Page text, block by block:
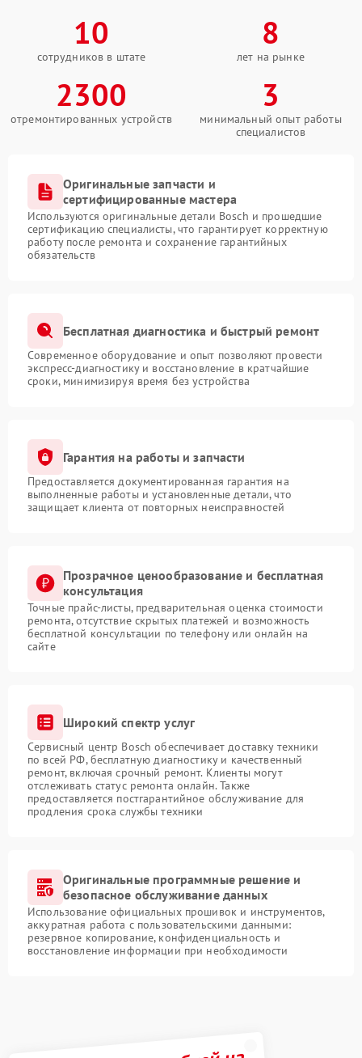
10
сотрудников в штате
8
лет на рынке
2300
отремонтированных устройств
3
минимальный опыт работы
специалистов
Оригинальные запчасти и
сертифицированные мастера
Используются оригинальные детали Bosch и прошедшие
сертификацию специалисты, что гарантирует корректную
работу после ремонта и сохранение гарантийных
обязательств
Бесплатная диагностика и быстрый ремонт
Современное оборудование и опыт позволяют провести
экспресс-диагностику и восстановление в кратчайшие
сроки, минимизируя время без устройства
Гарантия на работы и запчасти
Предоставляется документированная гарантия на
выполненные работы и установленные детали, что
защищает клиента от повторных неисправностей
Прозрачное ценообразование и бесплатная
консультация
Точные прайс-листы, предварительная оценка стоимости
ремонта, отсутствие скрытых платежей и возможность
бесплатной консультации по телефону или онлайн на
сайте
Широкий спектр услуг
Сервисный центр Bosch обеспечивает доставку техники
по всей РФ, бесплатную диагностику и качественный
ремонт, включая срочный ремонт. Клиенты могут
отслеживать статус ремонта онлайн. Также
предоставляется постгарантийное обслуживание для
продления срока службы техники
Оригинальные программные решение и
безопасное обслуживание данных
Использование официальных прошивок и инструментов,
аккуратная работа с пользовательскими данными:
резервное копирование, конфиденциальность и
восстановление информации при необходимости